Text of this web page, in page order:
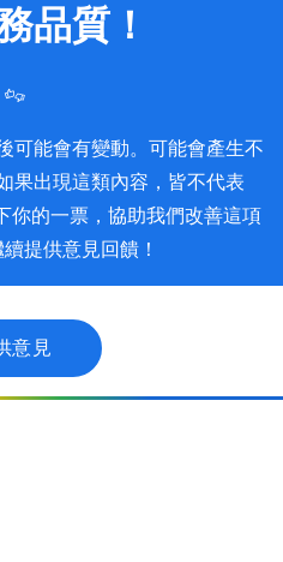
品質！
可能會有變動。可能會產生不
果出現這類內容，皆不代表
你的一票，協助我們改善這項
提供意見回饋！
意見